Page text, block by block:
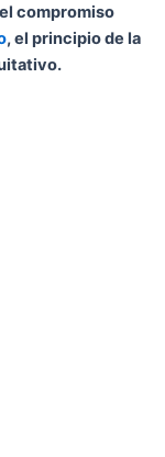
compromiso
, el principio de la